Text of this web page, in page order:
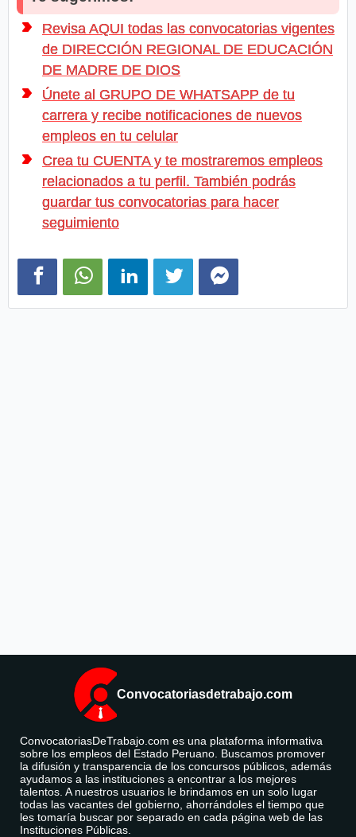
Revisa AQUI todas las convocatorias vigentes
de DIRECCIÓN REGIONAL DE EDUCACIÓN
DE MADRE DE DIOS
Únete al GRUPO DE WHATSAPP de tu
carrera y recibe notificaciones de nuevos
empleos en tu celular
Crea tu CUENTA y te mostraremos empleos
relacionados a tu perfil. También podrás
guardar tus convocatorias para hacer
seguimiento
Convocatoriasdetrabajo.com
ConvocatoriasDeTrabajo.com es una plataforma informativa
sobre los empleos del Estado Peruano. Buscamos promover
la difusión y transparencia de los concursos públicos, además
ayudamos a las instituciones a encontrar a los mejores
talentos. A nuestros usuarios le brindamos en un solo lugar
todas las vacantes del gobierno, ahorrándoles el tiempo que
les tomaría buscar por separado en cada página web de las
Instituciones Públicas.